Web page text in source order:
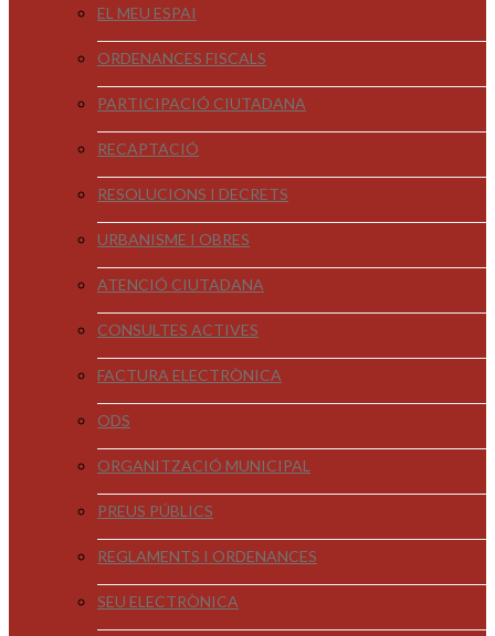
EL MEU ESPAI
ORDENANCES FISCALS
PARTICIPACIÓ CIUTADANA
RECAPTACIÓ
RESOLUCIONS I DECRETS
URBANISME I OBRES
ATENCIÓ CIUTADANA
CONSULTES ACTIVES
FACTURA ELECTRÒNICA
ODS
ORGANITZACIÓ MUNICIPAL
PREUS PÚBLICS
REGLAMENTS I ORDENANCES
SEU ELECTRÒNICA